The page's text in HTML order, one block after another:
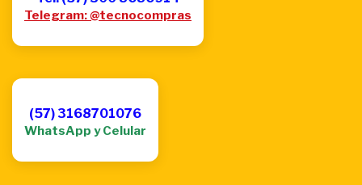
Telegram: @tecnocompras
(57) 3168701076
WhatsApp y Celular